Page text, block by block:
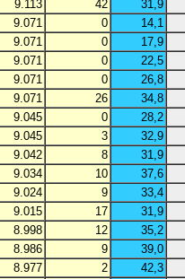
9.113 42
31,9
9.071 0
14,1
9.071 0
17,9
9.071 0
22,5
9.071 0
26,8
9.071 26
34,8
9.045 0
28,2
9.045 3
32,9
9.042 8
31,9
9.034 10
37,6
9.024 9
33,4
9.015 17
31,9
8.998 12
35,2
8.986 9
39,0
8.977 2
42,3